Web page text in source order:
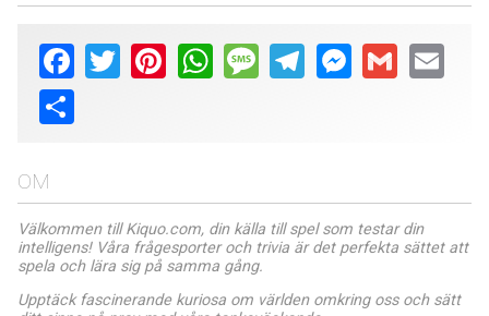
Facebook
Twitter PinterestWhatsAppMessageTelegramMessenger
Gmail Email
Share
OM
Välkommen till Kiquo.com, din källa till spel som testar din
intelligens! Våra frågesporter och trivia är det perfekta sättet att
spela och lära sig på samma gång.
Upptäck fascinerande kuriosa om världen omkring oss och sätt